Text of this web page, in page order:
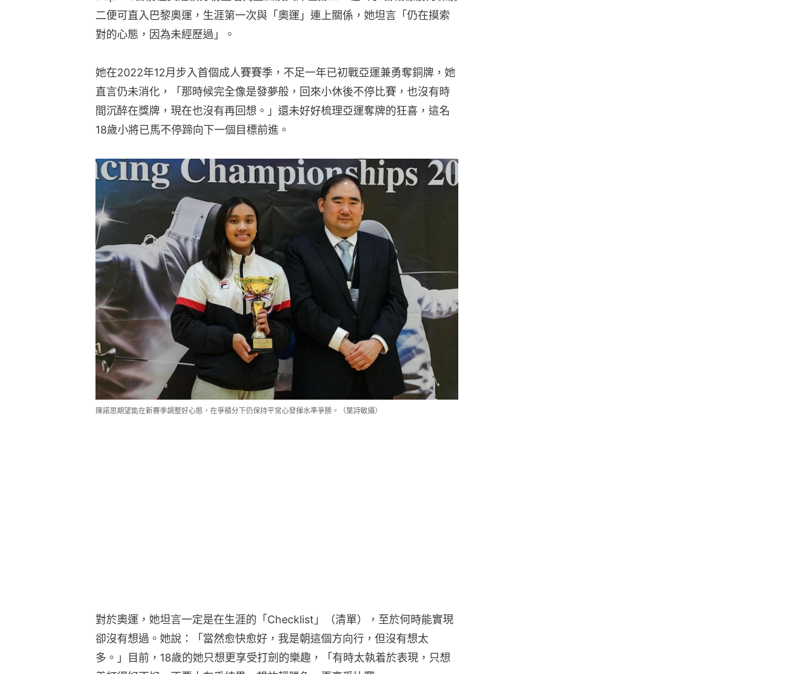
二便可直入巴黎奧運，生涯第一次與「奧運」連上關係，她坦言「仍在摸索
對的心態，因為未經歷過」。
她在2022年12月步入首個成人賽賽季，不足一年已初戰亞運兼勇奪銅牌，她
直言仍未消化，「那時候完全像是發夢般，回來小休後不停比賽，也沒有時
間沉醉在獎牌，現在也沒有再回想。」還未好好梳理亞運奪牌的狂喜，這名
18歲小將已馬不停蹄向下一個目標前進。
陳諾思期望能在新賽季調整好心態，在爭積分下仍保持平常心發揮水準爭勝。（葉詩敏攝）
對於奧運，她坦言一定是在生涯的「Checklist」（清單），至於何時能實現
卻沒有想過。她說：「當然愈快愈好，我是朝這個方向行，但沒有想太
多。」目前，18歲的她只想更享受打劍的樂趣，「有時太執着於表現，只想